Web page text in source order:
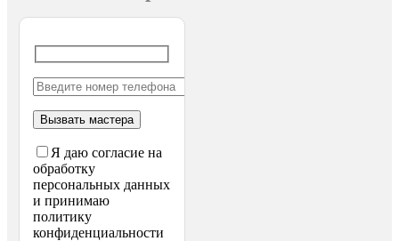
Я даю согласие на
обработку
персональных данных
и принимаю
политику
конфиденциальности